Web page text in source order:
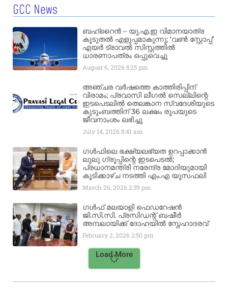
GCC News
ബഹ്‌റൈൻ – യു.എ.ഇ വിമാനയാത്ര
കൂടുതൽ എളുപ്പമാകുന്നു; ‘വൺ സ്റ്റോപ്പ്’
എയർ ട്രാവൽ സിസ്റ്റത്തിൽ
ധാരണാപത്രം ഒപ്പുവെച്ചു
August 6, 20265:25 pm
അഞ്ചര വർഷത്തെ കാത്തിരിപ്പിന്
വിരാമം; പ്രവാസി ലീഗൽ സെല്ലിന്റെ
ഇടപെടലിൽ തെലങ്കാന സ്വദേശിയുടെ
കുടുംബത്തിന് 36 ലക്ഷം രൂപയുടെ
ജീവനാംശം ലഭിച്ചു
July 14, 20268:41 am
ഗൾഫിലെ ഭക്ഷ്യലഭ്യത ഉറപ്പാക്കാൻ
ലുലു ഗ്രൂപ്പിന്റെ ഇടപെടൽ;
പ്രധാനമന്ത്രി നരേന്ദ്ര മോദിയുമായി
കൂടിക്കാഴ്ച നടത്തി എം.എ യൂസഫലി
March 26, 20262:39 pm
ഗൾഫ് മലയാളി ഫെഡറേഷൻ
ജി.സി.സി. പ്രസിഡന്റ് ബഷീർ
അമ്പലായിക്ക് ദോഹയിൽ സ്നേഹാദരവ്
February 2, 20262:50 pm
Load More